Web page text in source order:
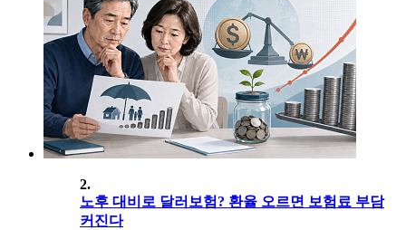
2.
노후 대비로 달러보험? 환율 오르면 보험료 부담
커진다